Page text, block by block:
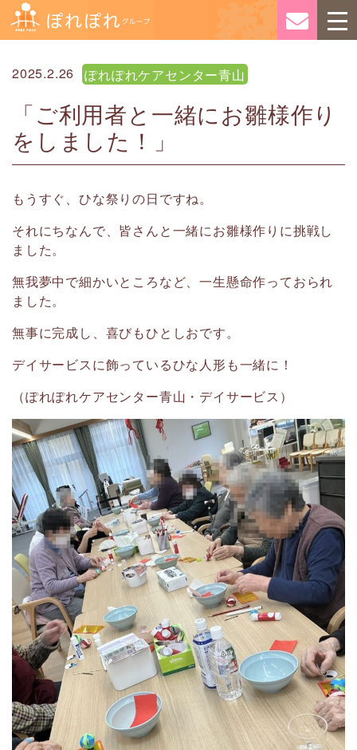
2025.2.26 ぽれぽれケアセンター青山
「ご利用者と一緒にお雛様作り
をしました！」
もうすぐ、ひな祭りの日ですね。
それにちなんで、皆さんと一緒にお雛様作りに挑戦し
ました。
無我夢中で細かいところなど、一生懸命作っておられ
ました。
無事に完成し、喜びもひとしおです。
デイサービスに飾っているひな人形も一緒に！
（ぽれぽれケアセンター青山・デイサービス）